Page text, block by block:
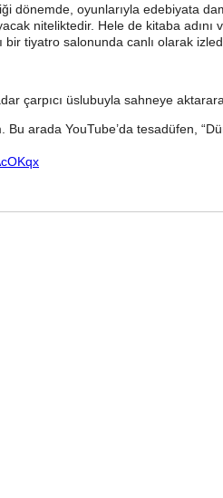
dönemde, oyunlarıyla edebiyata
niteliktedir. Hele de kitaba
bir tiyatro salonunda canlı olarak
çarpıcı üslubuyla sahneye
arada YouTube’da tesadüfen,